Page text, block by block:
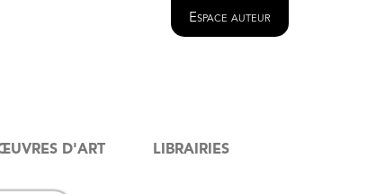
Espace auteur
D'ART LIBRAIRIES